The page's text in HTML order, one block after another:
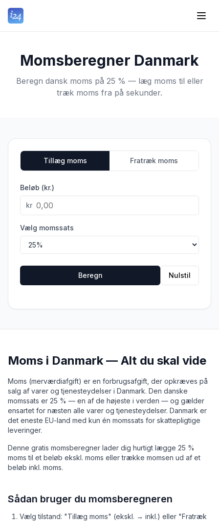
Momsberegner Danmark
Beregn dansk moms på 25 % — læg moms til eller
træk moms fra på sekunder.
Tillæg moms Fratræk moms
Beløb (kr.)
kr
Vælg momssats
Beregn Nulstil
Moms i Danmark — Alt du skal vide
Moms (merværdiafgift) er en forbrugsafgift, der opkræves på
salg af varer og tjenesteydelser i Danmark. Den danske
momssats er 25 % — en af de højeste i verden — og gælder
ensartet for næsten alle varer og tjenesteydelser. Danmark er
det eneste EU-land med kun én momssats for skattepligtige
leveringer.
Denne gratis momsberegner lader dig hurtigt lægge 25 %
moms til et beløb ekskl. moms eller trække momsen ud af et
beløb inkl. moms.
Sådan bruger du momsberegneren
Vælg tilstand: "Tillæg moms" (ekskl. → inkl.) eller "Fratræk